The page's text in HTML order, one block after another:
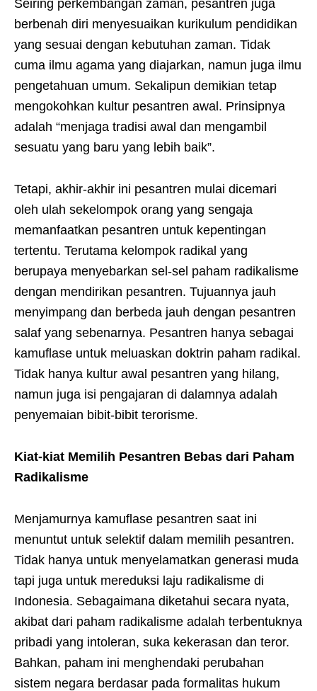
Seiring perkembangan zaman, pesantren juga
berbenah diri menyesuaikan kurikulum pendidikan
yang sesuai dengan kebutuhan zaman. Tidak
cuma ilmu agama yang diajarkan, namun juga ilmu
pengetahuan umum. Sekalipun demikian tetap
mengokohkan kultur pesantren awal. Prinsipnya
adalah “menjaga tradisi awal dan mengambil
sesuatu yang baru yang lebih baik”.
Tetapi, akhir-akhir ini pesantren mulai dicemari
oleh ulah sekelompok orang yang sengaja
memanfaatkan pesantren untuk kepentingan
tertentu. Terutama kelompok radikal yang
berupaya menyebarkan sel-sel paham radikalisme
dengan mendirikan pesantren. Tujuannya jauh
menyimpang dan berbeda jauh dengan pesantren
salaf yang sebenarnya. Pesantren hanya sebagai
kamuflase untuk meluaskan doktrin paham radikal.
Tidak hanya kultur awal pesantren yang hilang,
namun juga isi pengajaran di dalamnya adalah
penyemaian bibit-bibit terorisme.
Kiat-kiat Memilih Pesantren Bebas dari Paham
Radikalisme
Menjamurnya kamuflase pesantren saat ini
menuntut untuk selektif dalam memilih pesantren.
Tidak hanya untuk menyelamatkan generasi muda
tapi juga untuk mereduksi laju radikalisme di
Indonesia. Sebagaimana diketahui secara nyata,
akibat dari paham radikalisme adalah terbentuknya
pribadi yang intoleran, suka kekerasan dan teror.
Bahkan, paham ini menghendaki perubahan
sistem negara berdasar pada formalitas hukum